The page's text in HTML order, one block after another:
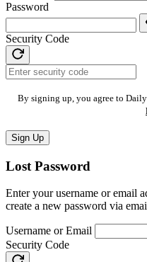
Password
Security Code
By signing up, you agree to Daily
Sign Up
Lost Password
Enter your username or email
create a new password via
Username or Email
Security Code